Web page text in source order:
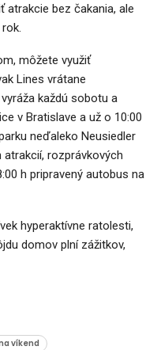
atrakcie bez čakania, ale
môžete využiť
Lines vrátane
každú sobotu a
v Bratislave a už o 10:00
neďaleko Neusiedler
atrakcií, rozprávkových
h pripravený autobus na
hyperaktívne ratolesti,
domov plní zážitkov,
víkend